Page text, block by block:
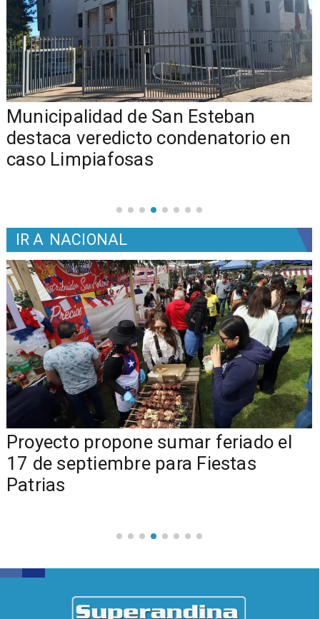
Municipalidad de San Esteban
destaca veredicto condenatorio en
caso Limpiafosas
IR A NACIONAL
Proyecto propone sumar feriado el
17 de septiembre para Fiestas
Patrias